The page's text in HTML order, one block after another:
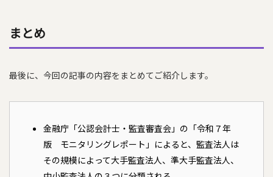
まとめ
最後に、今回の記事の内容をまとめてご紹介します。
金融庁「公認会計士・監査審査会」の「令和７年
版 モニタリングレポート」によると、監査法人は
その規模によって大手監査法人、準大手監査法人、